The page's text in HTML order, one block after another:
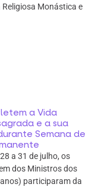
Monástica e
a Vida
e a sua
Semana de
a 31 de julho, os
dos Ministros dos
participaram da